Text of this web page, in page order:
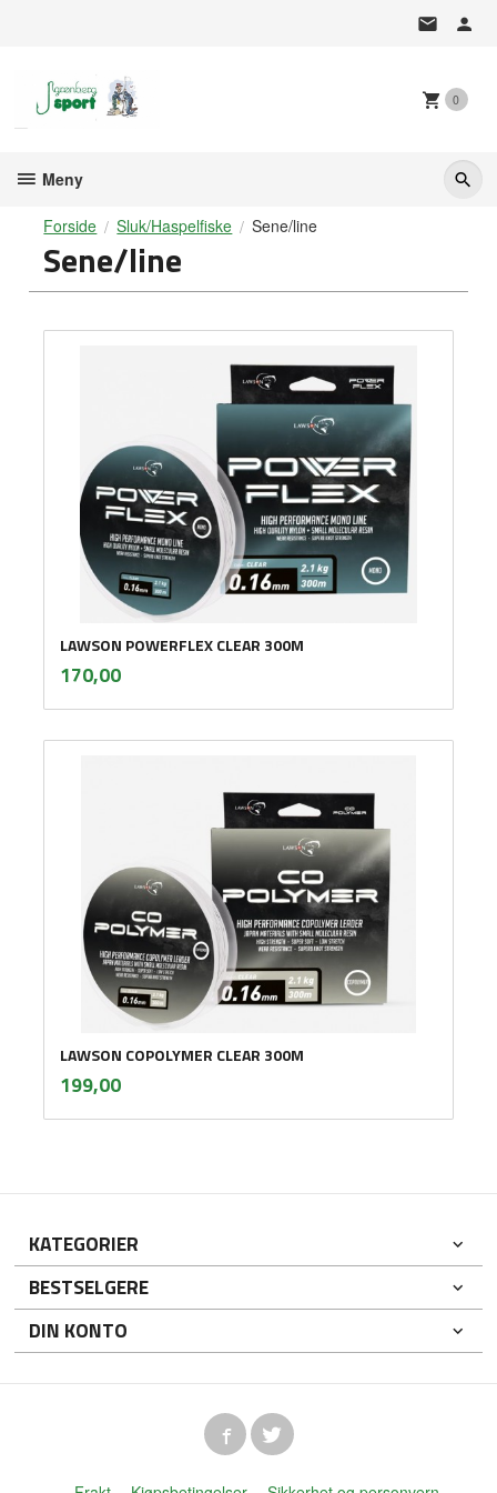
0
Meny
Forside Sluk/Haspelfiske Sene/line
Sene/line
LAWSON POWERFLEX CLEAR 300M
Pris
170,00mva.
LAWSON COPOLYMER CLEAR 300M
Pris
199,00mva.
KATEGORIER
BESTSELGERE
DIN KONTO